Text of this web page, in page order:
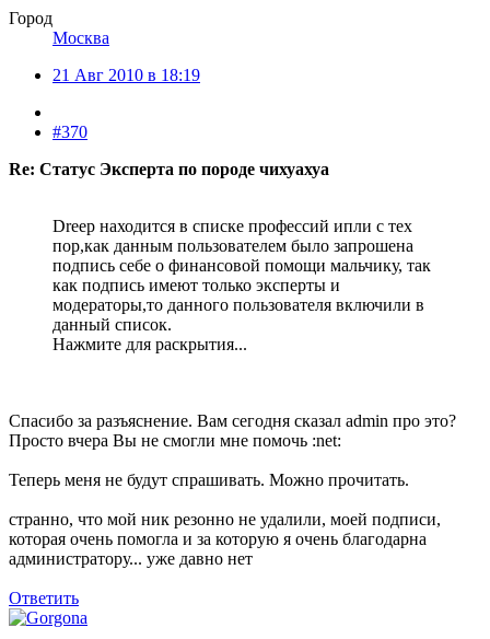
Город
Москва
21 Авг 2010 в 18:19
#370
Re: Статус Эксперта по породе чихуахуа
Dreep находится в списке профессий ипли с тех
пор,как данным пользователем было запрошена
подпись себе о финансовой помощи мальчику, так
как подпись имеют только эксперты и
модераторы,то данного пользователя включили в
данный список.
Нажмите для раскрытия...
Спасибо за разъяснение. Вам сегодня сказал admin про это?
Просто вчера Вы не смогли мне помочь :net:
Теперь меня не будут спрашивать. Можно прочитать.
странно, что мой ник резонно не удалили, моей подписи,
которая очень помогла и за которую я очень благодарна
администратору... уже давно нет
Ответить